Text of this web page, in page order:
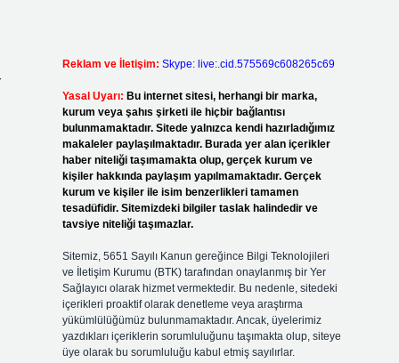
Reklam ve İletişim: Skype: live:.cid.575569c608265c69
Yasal Uyarı: Bu internet sitesi, herhangi bir marka,
kurum veya şahıs şirketi ile hiçbir bağlantısı
bulunmamaktadır. Sitede yalnızca kendi hazırladığımız
makaleler paylaşılmaktadır. Burada yer alan içerikler
haber niteliği taşımamakta olup, gerçek kurum ve
kişiler hakkında paylaşım yapılmamaktadır. Gerçek
kurum ve kişiler ile isim benzerlikleri tamamen
tesadüfidir. Sitemizdeki bilgiler taslak halindedir ve
tavsiye niteliği taşımazlar.
Sitemiz, 5651 Sayılı Kanun gereğince Bilgi Teknolojileri
ve İletişim Kurumu (BTK) tarafından onaylanmış bir Yer
Sağlayıcı olarak hizmet vermektedir. Bu nedenle, sitedeki
içerikleri proaktif olarak denetleme veya araştırma
yükümlülüğümüz bulunmamaktadır. Ancak, üyelerimiz
yazdıkları içeriklerin sorumluluğunu taşımakta olup, siteye
üye olarak bu sorumluluğu kabul etmiş sayılırlar.